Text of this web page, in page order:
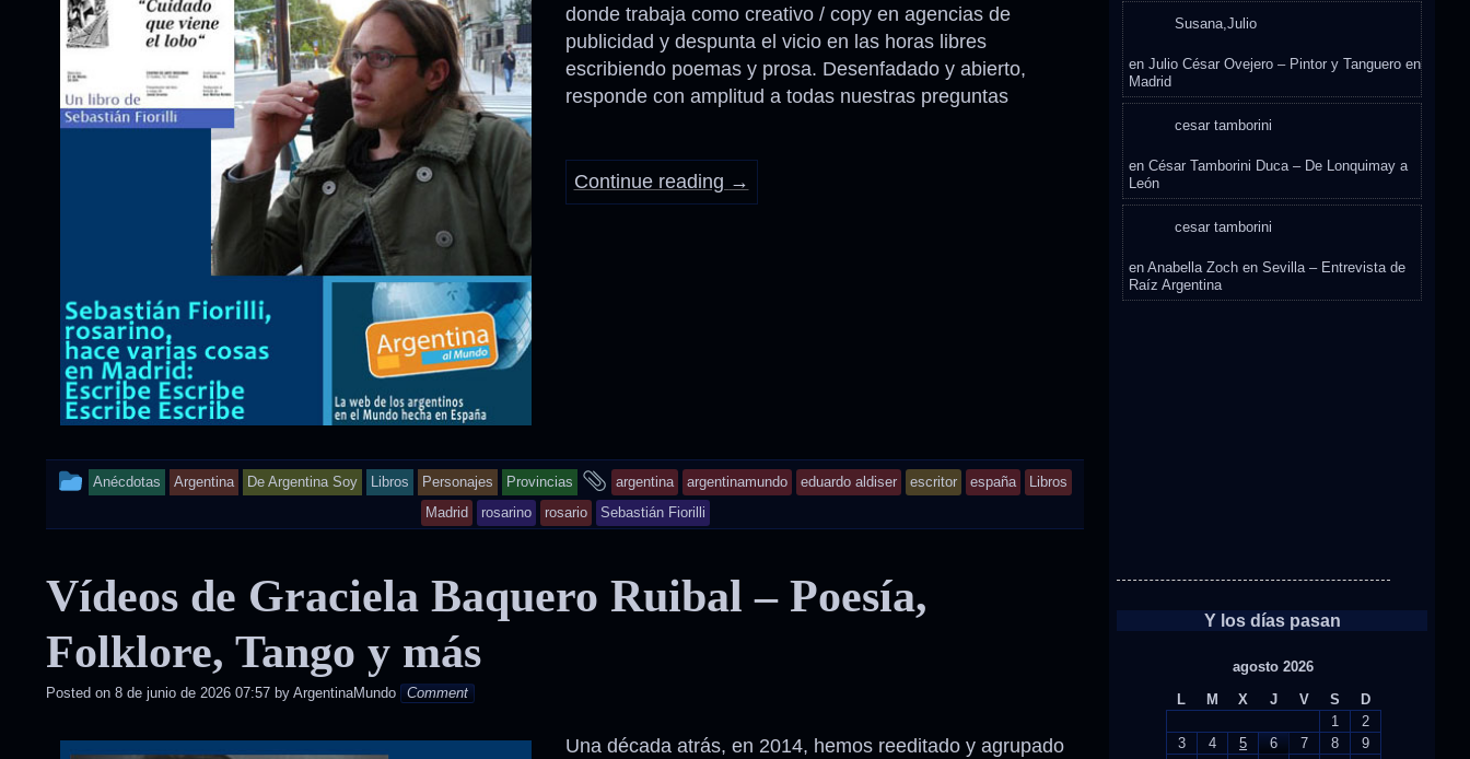
donde trabaja como creativo / copy en agencias de
publicidad y despunta el vicio en las horas libres
escribiendo poemas y prosa. Desenfadado y abierto,
responde con amplitud a todas nuestras preguntas
Continue reading →
This
posted
Anécdotas Argentina De Argentina Soy Libros Personajes Provincias
and
tagged
argentina argentinamundo eduardo aldiser escritor españa
Libros
Madrid
rosarino rosario Sebastián Fiorilli
Vídeos de Graciela Baquero Ruibal – Poesía,
Folklore, Tango y más
Posted on 8 de junio de 2026 07:57 by ArgentinaMundo Comment
Una década atrás, en 2014, hemos reeditado y agrupado
Susana,Julio
enJulio César Ovejero – Pintor y Tanguero en
Madrid
cesar tamborini
enCésar Tamborini Duca – De Lonquimay a
León
cesar tamborini
enAnabella Zoch en Sevilla – Entrevista de
Raíz Argentina
Y los días pasan
agosto 2026
L
M X J V S
D
1
2
3
4 5 6 7 8
9